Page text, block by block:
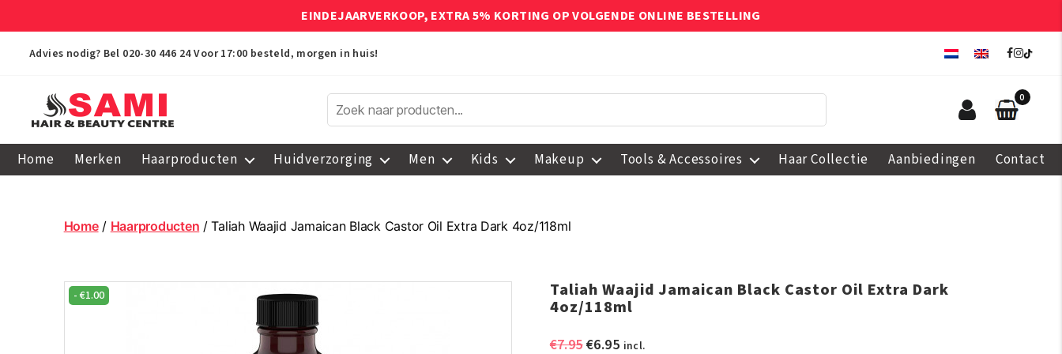
EINDEJAARVERKOOP, EXTRA 5% KORTING OP VOLGENDE ONLINE BESTELLING
Advies nodig? Bel 020-30 446 24 Voor 17:00 besteld, morgen in huis!
Hair
Centre
0
Home Merken Haarproducten Huidverzorging Men Kids Makeup Tools & Accessoires Haar Collectie Aanbiedingen Contact
Home/ Haarproducten / Taliah Waajid Jamaican Black Castor Oil Extra Dark 4oz/118ml
- €1.00 Taliah Waajid Jamaican Black Castor Oil Extra Dark
4oz/118ml
€7.95Oorspronkelijke
€6.95Huidige
incl.